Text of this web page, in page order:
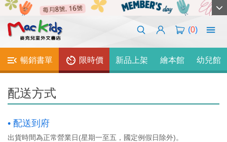
(0)
暢銷書單 限時價 新品上架 繪本館 幼兒館
配送方式
• 配送到府
出貨時間為正常營業日(星期一至五，國定例假日除外)。